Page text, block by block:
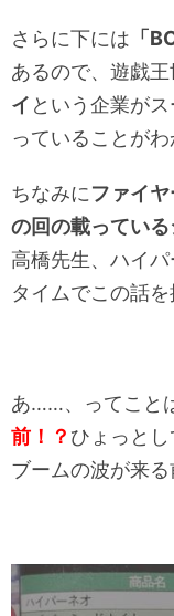
さらに下には 「
あるので、遊戯
イ という企業が
っていることがわ
ちなみにファイ
の回の載ってい
高橋先生、ハイ
タイムでこの話
あ……、ってこと
前！？ ひょっと
ブームの波が来